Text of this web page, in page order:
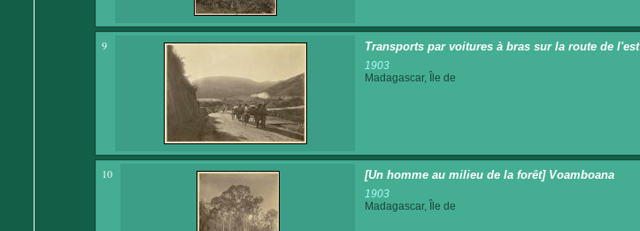
9 Transports par voitures à bras sur la route de l'est
1903
Madagascar, Île de
10 [Un homme au milieu de la forêt] Voamboana
1903
Madagascar, Île de